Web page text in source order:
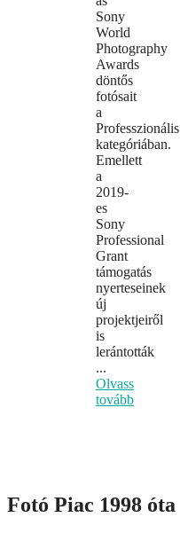
Sony
World
Photography
Awards
döntős
fotósait
a
Professzionális
kategóriában.
Emellett
a
2019-
es
Sony
Professional
Grant
támogatás
nyerteseinek
új
projektjeiről
is
lerántották
...
Olvass
tovább
Fotó Piac 1998 óta